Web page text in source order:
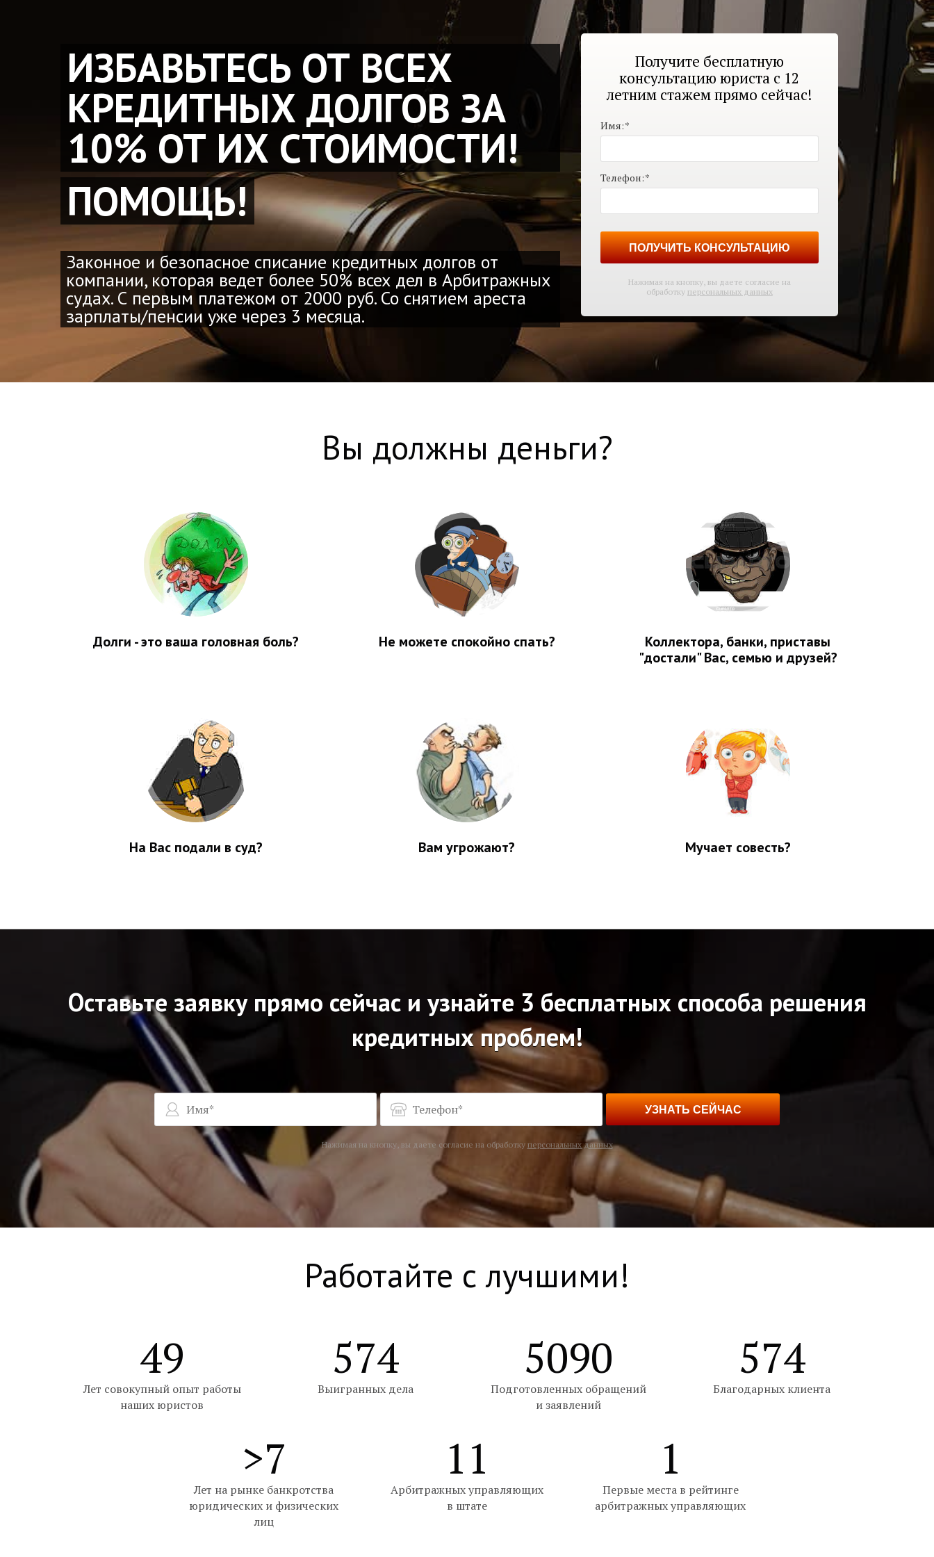
ИЗБАВЬТЕСЬ ОТ ВСЕХ
КРЕДИТНЫХ ДОЛГОВ ЗА
10% ОТ ИХ СТОИМОСТИ!
ПОМОЩЬ!
Законное и безопасное списание кредитных долгов от
компании, которая ведет более 50% всех дел в Арбитражных
судах. С первым платежом от 2000 руб. Со снятием ареста
зарплаты/пенсии уже через 3 месяца.
Получите бесплатную
консультацию юриста с 12
летним стажем прямо сейчас!
Имя:*
Телефон:*
ПОЛУЧИТЬ КОНСУЛЬТАЦИЮ
Нажимая на кнопку, вы даете согласие на
обработку персональных данных
Вы должны деньги?
Долги - это ваша головная боль? Не можете спокойно спать?
Коллектора, банки, приставы
"достали" Вас, семью и друзей?
На Вас подали в суд? Вам угрожают? Мучает совесть?
Оставьте заявку прямо сейчас и узнайте 3 бесплатных способа решения
кредитных проблем!
УЗНАТЬ СЕЙЧАС
Нажимая на кнопку, вы даете согласие на обработку персональных данных
Работайте с лучшими!
49
Лет совокупный опыт работы
наших юристов
574
Выигранных дела
5090
Подготовленных обращений
и заявлений
574
Благодарных клиента
>7
Лет на рынке банкротства
юридических и физических
лиц
11
Арбитражных управляющих
в штате
1
Первые места в рейтинге
арбитражных управляющих